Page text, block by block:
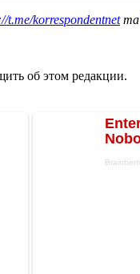
t.me/korrespondentnetта
об этом редакции.